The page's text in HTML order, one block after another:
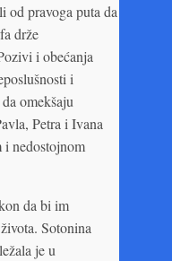
od pravoga puta da
drže
i obećanja
i
omekšaju
Petra i Ivana
i nedostojnom
da bi im
Sotonina
je u